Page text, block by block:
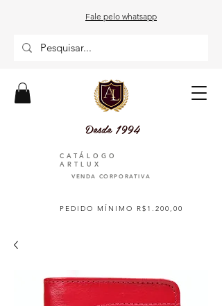
Fale pelo whatsapp
Desde 1994
PEDIDO MÍNIMO R$1.200,00
CATÁLOGO
ARTLUX
VENDA CORPORATIVA